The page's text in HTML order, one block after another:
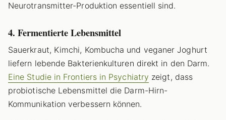
Neurotransmitter-Produktion essentiell sind.
4. Fermentierte Lebensmittel
Sauerkraut, Kimchi, Kombucha und veganer Joghurt
liefern lebende Bakterienkulturen direkt in den Darm.
Eine Studie in Frontiers in Psychiatry zeigt, dass
probiotische Lebensmittel die Darm-Hirn-
Kommunikation verbessern können.